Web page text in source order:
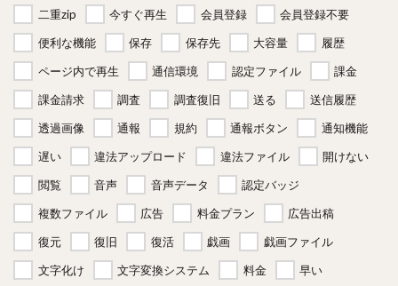
二重zip
今すぐ再生 会員登録
会員登録不要
便利な機能
保存 保存先 大容量
履歴
ページ内で再生
通信環境 認定ファイル
課金
課金請求
調査 調査復旧 送る
送信履歴
透過画像
通報 規約 通報ボタン
通知機能
遅い
違法アップロード 違法ファイル
開けない
閲覧
音声 音声データ
認定バッジ
複数ファイル
広告 料金プラン
広告出稿
復元
復旧 復活 戯画
戯画ファイル
文字化け
文字変換システム 料金
早い